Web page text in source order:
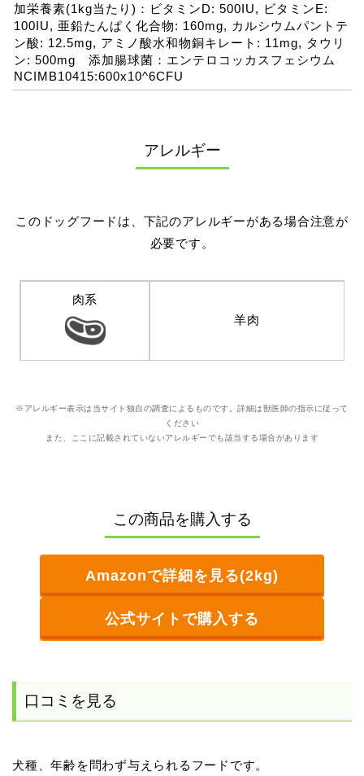
加栄養素(1kg当たり)：ビタミンD: 500IU, ビタミンE:
100IU, 亜鉛たんぱく化合物: 160mg, カルシウムパントテ
ン酸: 12.5mg, アミノ酸水和物銅キレート: 11mg, タウリ
ン: 500mg 添加腸球菌：エンテロコッカスフェシウム
NCIMB10415:600x10^6CFU
アレルギー
このドッグフードは、下記のアレルギーがある場合注意が
必要です。
肉系
羊肉
※アレルギー表示は当サイト独自の調査によるものです。詳細は獣医師の指示に従って
ください
また、ここに記載されていないアレルギーでも該当する場合があります
この商品を購入する
Amazonで詳細を見る(2kg)
公式サイトで購入する
口コミを見る
犬種、年齢を問わず与えられるフードです。